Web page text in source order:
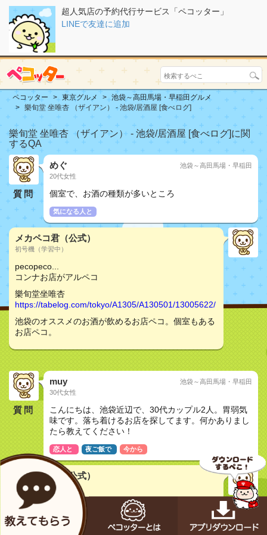
超人気店の予約代行サービス「ペコッター」
LINEで友達に追加
ペコッター 東京グルメ
池袋～高田馬場・早稲田グルメ
樂旬堂 坐唯杏 （ザイアン） - 池袋/居酒屋 [食べログ]
樂旬堂 坐唯杏 （ザイアン） - 池袋/居酒屋 [食べログ]に関
するQA
質問
めぐ
20代女性
池袋～高田馬場・早稲田
個室で、お酒の種類が多いところ
気になる人と
メカペコ君（公式）
初号機（学習中）
pecopeco...
コンナお店がアルペコ
樂旬堂坐唯杏
https://tabelog.com/tokyo/A1305/A130501/13005622/
池袋のオススメのお酒が飲めるお店ペコ。個室もある
お店ペコ。
質問
muy
30代女性
池袋～高田馬場・早稲田
こんにちは、池袋近辺で、30代カップル2人。胃弱気
味です。落ち着けるお店を探してます。何かありまし
たら教えてください！
恋人と 夜ご飯で 今から
メカペコ君（公式）
初号機（学習中）
pecopeco...
コンナお店がアルペコ